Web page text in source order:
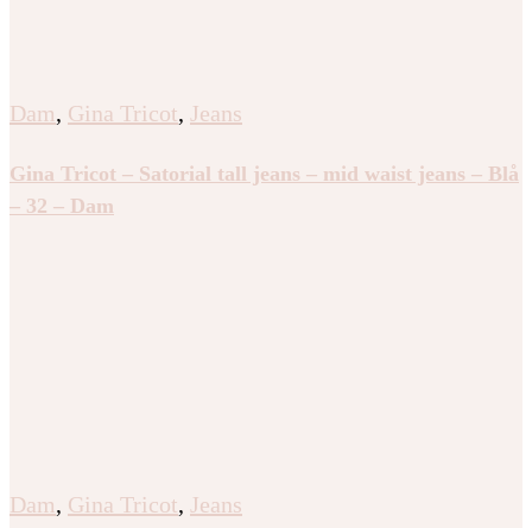
Dam, Gina Tricot, Jeans
Gina Tricot – Satorial tall jeans – mid waist jeans – Blå
– 32 – Dam
Dam, Gina Tricot, Jeans